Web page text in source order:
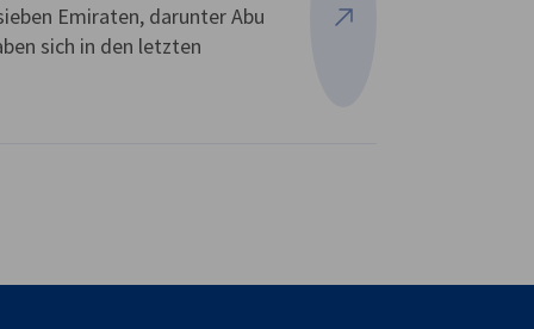
Emiraten, darunter Abu
sich in den letzten
Mehr ansehen